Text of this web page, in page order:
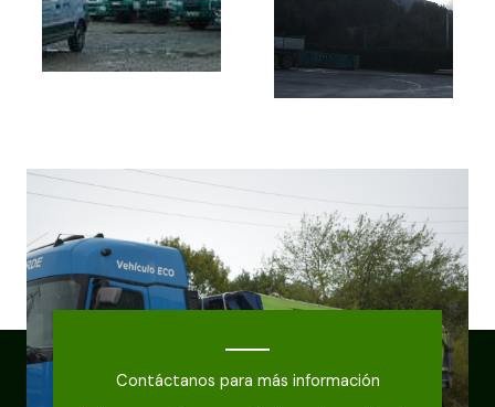
Contáctanos para más información